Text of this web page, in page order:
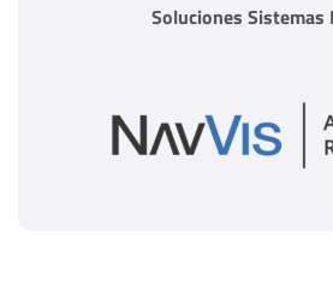
Soluciones Sistemas